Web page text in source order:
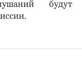
будут